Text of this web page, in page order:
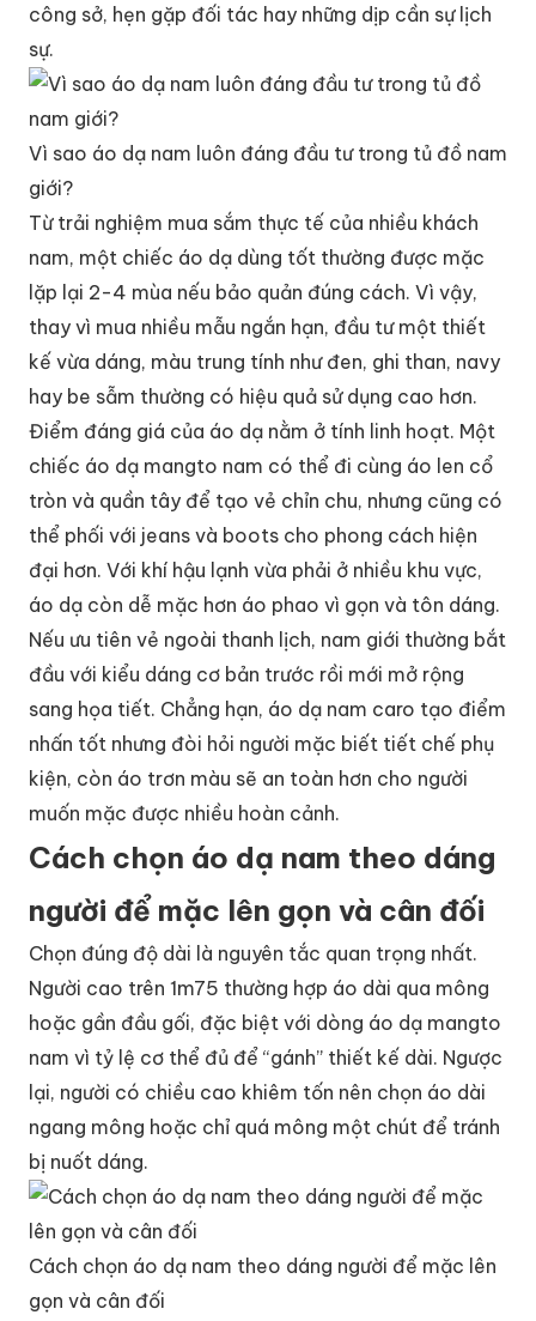
công sở, hẹn gặp đối tác hay những dịp cần sự lịch
sự.
Vì sao áo dạ nam luôn đáng đầu tư trong tủ đồ nam
giới?
Từ trải nghiệm mua sắm thực tế của nhiều khách
nam, một chiếc áo dạ dùng tốt thường được mặc
lặp lại 2-4 mùa nếu bảo quản đúng cách. Vì vậy,
thay vì mua nhiều mẫu ngắn hạn, đầu tư một thiết
kế vừa dáng, màu trung tính như đen, ghi than, navy
hay be sẫm thường có hiệu quả sử dụng cao hơn.
Điểm đáng giá của áo dạ nằm ở tính linh hoạt. Một
chiếc áo dạ mangto nam có thể đi cùng áo len cổ
tròn và quần tây để tạo vẻ chỉn chu, nhưng cũng có
thể phối với jeans và boots cho phong cách hiện
đại hơn. Với khí hậu lạnh vừa phải ở nhiều khu vực,
áo dạ còn dễ mặc hơn áo phao vì gọn và tôn dáng.
Nếu ưu tiên vẻ ngoài thanh lịch, nam giới thường bắt
đầu với kiểu dáng cơ bản trước rồi mới mở rộng
sang họa tiết. Chẳng hạn, áo dạ nam caro tạo điểm
nhấn tốt nhưng đòi hỏi người mặc biết tiết chế phụ
kiện, còn áo trơn màu sẽ an toàn hơn cho người
muốn mặc được nhiều hoàn cảnh.
Cách chọn áo dạ nam theo dáng
người để mặc lên gọn và cân đối
Chọn đúng độ dài là nguyên tắc quan trọng nhất.
Người cao trên 1m75 thường hợp áo dài qua mông
hoặc gần đầu gối, đặc biệt với dòng áo dạ mangto
nam vì tỷ lệ cơ thể đủ để “gánh” thiết kế dài. Ngược
lại, người có chiều cao khiêm tốn nên chọn áo dài
ngang mông hoặc chỉ quá mông một chút để tránh
bị nuốt dáng.
Cách chọn áo dạ nam theo dáng người để mặc lên
gọn và cân đối